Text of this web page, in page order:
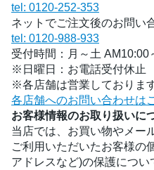
tel: 0120-252-353
ネットでご注文後のお問い
tel: 0120-988-933
受付時間：月～土 AM10:00
※日曜日：お電話受付休止
※各店舗は営業しております
各店舗へのお問い合わせは
お客様情報のお取り扱いに
当店では、お買い物やメー
ご利用いただいたお客様の
アドレスなど)の保護につ